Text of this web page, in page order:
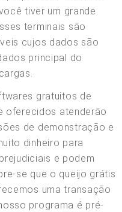
tiver um grande
terminais são
cujos dados são
principal do
gratuitos de
oferecidos atenderão
de demonstração e
dinheiro para
e podem
se que o queijo grátis
uma transação
programa é pré-